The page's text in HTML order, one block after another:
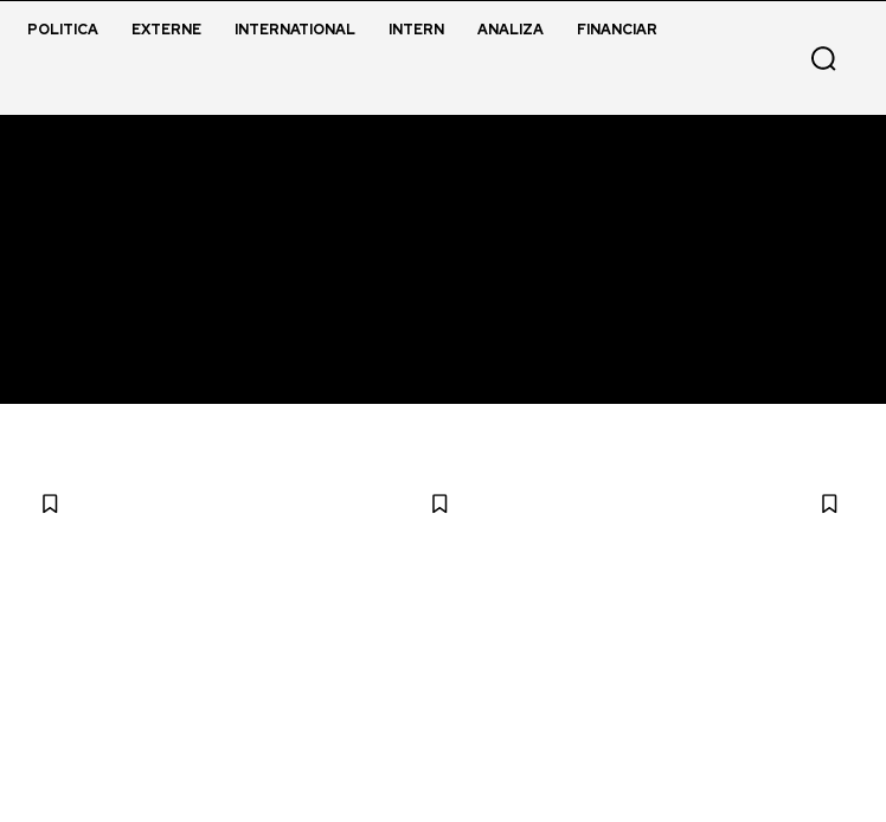
POLITICA EXTERNE INTERNATIONAL INTERN ANALIZA FINANCIAR